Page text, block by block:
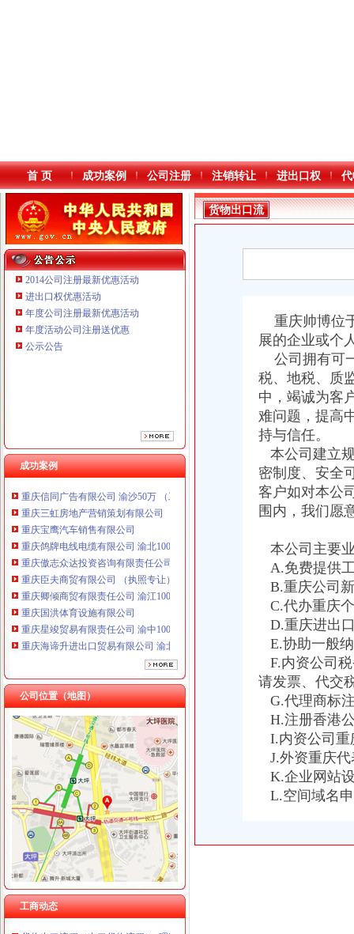
本站导航
首 页 成功案例 公司注册 注销转让 进出口权
2014公司注册最新优惠活动
进出口权优惠活动
年度公司注册最新优惠活动
年度活动公司注册送优惠
公示公告
成功案例
重庆鸽牌电线电缆有限公司 渝北10010万 (进出口权)
重庆星竣贸易有限责任公司 渝中100万 （进出口权）
重庆海谛升进出口贸易有限公司 渝北100万 （进出口权）
重庆奕欣锦诚商贸有限公司 渝九50万 （工商注册）
重庆三虹房地产营销策划有限公司
重庆宝鹰汽车销售有限公司
重庆鸽牌电线电缆有限公司 渝北10010万 (进出口权)
重庆傲志众达投资咨询有限责任公司 渝九1000万 （增资）
重庆臣夫商贸有限公司 （执照专让）
重庆卿倾商贸有限责任公司 渝江100万 （工商注册）
重庆国洪体育设施有限公司
重庆星竣贸易有限责任公司 渝中100万 （进出口权）
重庆海谛升进出口贸易有限公司 渝北100万 （进出口权）
重庆奕欣锦诚商贸有限公司 渝九50万 （工商注册）
重庆信同广告有限公司 渝沙50万 （工商注册）
重庆三虹房地产营销策划有限公司
重庆宝鹰汽车销售有限公司
公司位置（地图）
工商动态
货物出口流程
上海出口货物退运报关流程手续/懂海关内部流程
外贸知识：外贸进出口货物操作流程
出口流程-搜百科
海运出口货物基本流程_百度经验
货物出口流程
出口货物流程几步走_外贸流程_eBay外贸门户
《一般货物出口流程》100篇第一文库网
货物出口流
程
重庆帅博位
展的企业或个
公司拥有可
税、地税、质
中，竭诚为客
难问题，提高
持与信任。
本公司建立
密制度、安全
客户如对本公
围内，我们愿
本公司主要
A.免费提供
B.重庆公司
C.代办重庆
D.重庆进出
E.协助一般
F.内资公司
请发票、代交
G.代理商标
H.注册香港
I.内资公司重
J.外资重庆代
K.企业网站
L.空间域名